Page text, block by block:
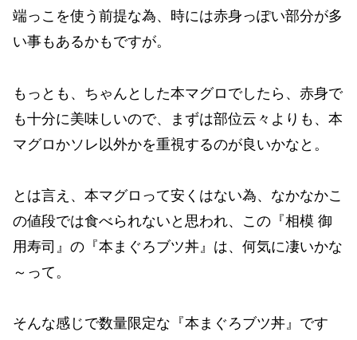
端っこを使う前提な為、時には赤身っぽい部分が多
い事もあるかもですが。
もっとも、ちゃんとした本マグロでしたら、赤身で
も十分に美味しいので、まずは部位云々よりも、本
マグロかソレ以外かを重視するのが良いかなと。
とは言え、本マグロって安くはない為、なかなかこ
の値段では食べられないと思われ、この『相模 御
用寿司』の『本まぐろブツ丼』は、何気に凄いかな
～って。
そんな感じで数量限定な『本まぐろブツ丼』です